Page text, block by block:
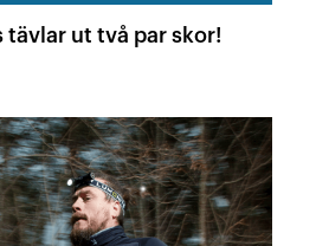
tävlar ut två par skor!